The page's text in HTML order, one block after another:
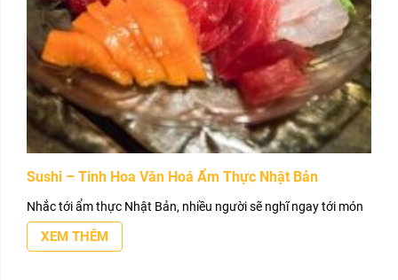
Sushi – Tinh Hoa Văn Hoá Ẩm Thực Nhật Bản
Nhắc tới ẩm thực Nhật Bản, nhiều người sẽ nghĩ ngay tới món
XEM THÊM